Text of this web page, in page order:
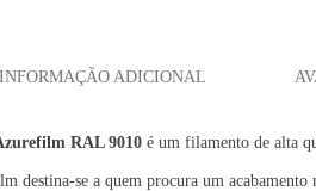
INFORMAÇÃO ADICIONAL
RAL 9010 é um filamento de alta
destina-se a quem procura um acabamento